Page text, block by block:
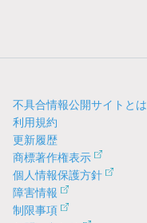
不具合情報公開サイトとは
利用規約
更新履歴
商標著作権表示
個人情報保護方針
障害情報
制限事項